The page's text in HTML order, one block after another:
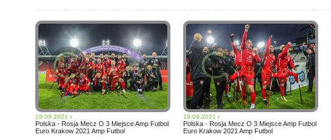
19.09.2021 r
Polska - Rosja Mecz O 3 Miejsce Amp Futbol
Euro Krakow 2021 Amp Futbol
19.09.2021 r
Polska - Rosja Mecz O 3 Miejsce Amp Futbol
Euro Krakow 2021 Amp Futbol